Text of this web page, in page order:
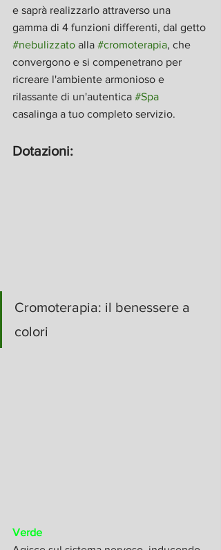
e saprà realizzarlo attraverso una
gamma di 4 funzioni differenti, dal getto
#nebulizzato alla #cromoterapia, che
convergono e si compenetrano per
ricreare l'ambiente armonioso e
rilassante di un'autentica #Spa
casalinga a tuo completo servizio.
Dotazioni:
Cromoterapia: il benessere a
colori
Verde